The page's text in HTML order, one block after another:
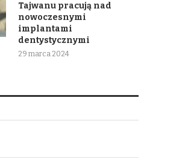
Tajwanu pracują nad
nowoczesnymi
implantami
dentystycznymi
29 marca 2024